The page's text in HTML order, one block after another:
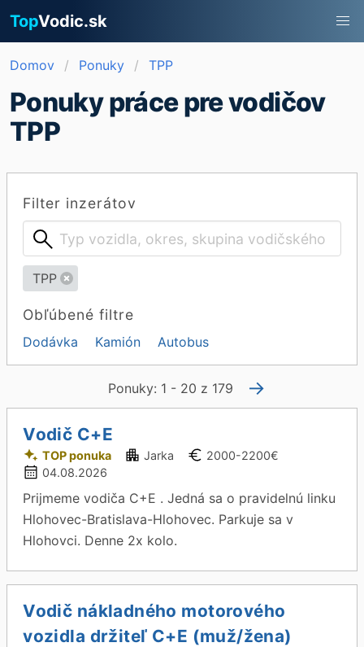
TopVodic.sk
Domov Ponuky TPP
Ponuky práce pre vodičov
TPP
Filter inzerátov
TPP
Obľúbené filtre
Dodávka Kamión Autobus
Ponuky: 1 - 20 z 179 →
Vodič C+E
TOP ponuka Jarka
2000-2200€
04.08.2026
Prijmeme vodiča C+E . Jedná sa o pravidelnú linku
Hlohovec-Bratislava-Hlohovec. Parkuje sa v
Hlohovci. Denne 2x kolo.
Vodič nákladného motorového
vozidla držiteľ C+E (muž/žena)